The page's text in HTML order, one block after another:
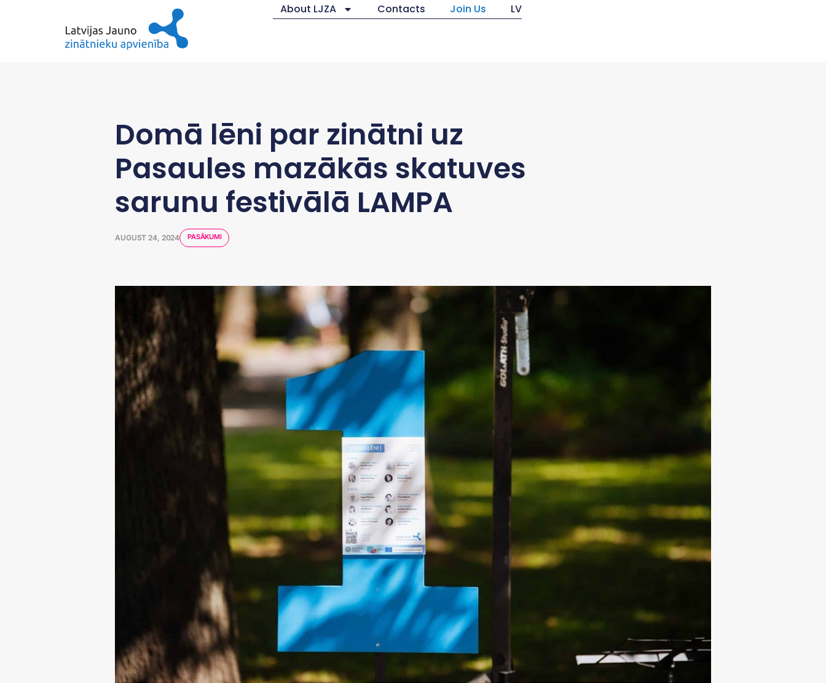
About LJZA Contacts Join Us LV
Domā lēni par zinātni uz
Pasaules mazākās skatuves
sarunu festivālā LAMPA
AUGUST 24, 2024 PASĀKUMI